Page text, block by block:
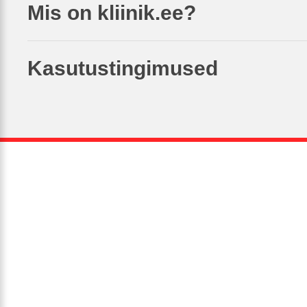
Mis on kliinik.ee?
Kasutustingimused